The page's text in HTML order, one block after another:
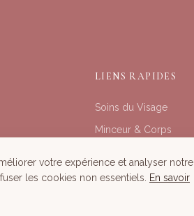
LIENS RAPIDES
Soins du Visage
Minceur & Corps
Tous nos Soins
votre expérience et analyser notre
les cookies non essentiels.
En savoir